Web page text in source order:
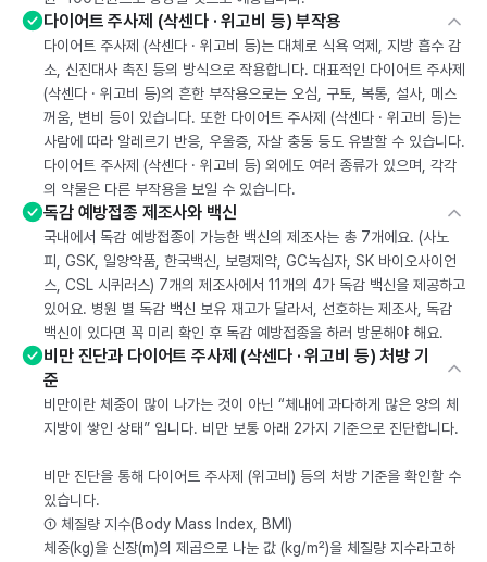
다이어트 주사제 (삭센다 · 위고비 등) 부작용
다이어트 주사제 (삭센다 · 위고비 등)는 대체로 식욕 억제, 지방 흡수 감
소, 신진대사 촉진 등의 방식으로 작용합니다. 대표적인 다이어트 주사제
(삭센다 · 위고비 등)의 흔한 부작용으로는 오심, 구토, 복통, 설사, 메스
꺼움, 변비 등이 있습니다. 또한 다이어트 주사제 (삭센다 · 위고비 등)는
사람에 따라 알레르기 반응, 우울증, 자살 충동 등도 유발할 수 있습니다.
다이어트 주사제 (삭센다 · 위고비 등) 외에도 여러 종류가 있으며, 각각
의 약물은 다른 부작용을 보일 수 있습니다.
독감 예방접종 제조사와 백신
국내에서 독감 예방접종이 가능한 백신의 제조사는 총 7개에요. (사노
피, GSK, 일양약품, 한국백신, 보령제약, GC녹십자, SK 바이오사이언
스, CSL 시퀴러스) 7개의 제조사에서 11개의 4가 독감 백신을 제공하고
있어요. 병원 별 독감 백신 보유 재고가 달라서, 선호하는 제조사, 독감
백신이 있다면 꼭 미리 확인 후 독감 예방접종을 하러 방문해야 해요.
비만 진단과 다이어트 주사제 (삭센다 · 위고비 등) 처방 기
준
비만이란 체중이 많이 나가는 것이 아닌 “체내에 과다하게 많은 양의 체
지방이 쌓인 상태” 입니다. 비만 보통 아래 2가지 기준으로 진단합니다.
비만 진단을 통해 다이어트 주사제 (위고비) 등의 처방 기준을 확인할 수
있습니다.
① 체질량 지수(Body Mass Index, BMI)
체중(kg)을 신장(m)의 제곱으로 나눈 값 (kg/m²)을 체질량 지수라고하